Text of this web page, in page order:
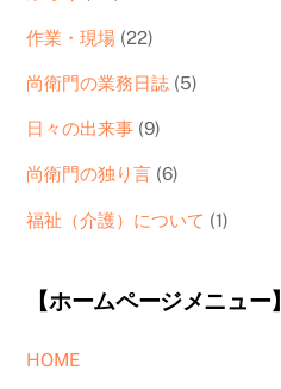
作業・現場 (22)
尚衛門の業務日誌 (5)
日々の出来事 (9)
尚衛門の独り言 (6)
福祉（介護）について (1)
【ホームページメニュー】
HOME